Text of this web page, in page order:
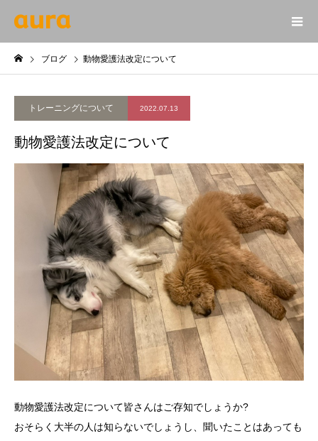
ブログ 動物愛護法改定について
トレーニングについて 2022.07.13
動物愛護法改定について
動物愛護法改定について皆さんはご存知でしょうか?
おそらく大半の人は知らないでしょうし、聞いたことはあっても